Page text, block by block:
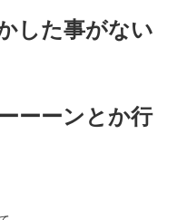
した事がない
ーーンとか行